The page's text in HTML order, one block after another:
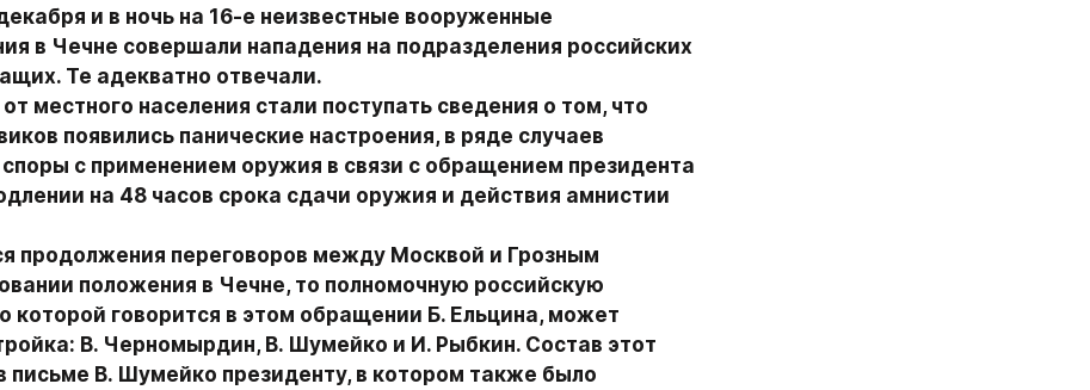
и в ночь на 16-е неизвестные вооруженные
в Чечне совершали нападения на подразделения российских
Те адекватно отвечали.
от местного населения стали поступать сведения о том, что
появились панические настроения, в ряде случаев
с применением оружия в связи с обращением президента
на 48 часов срока сдачи оружия и действия амнистии
продолжения переговоров между Москвой и Грозным
положения в Чечне, то полномочную российскую
которой говорится в этом обращении Б. Ельцина, может
В. Черномырдин, В. Шумейко и И. Рыбкин. Состав этот
письме В. Шумейко президенту, в котором также было